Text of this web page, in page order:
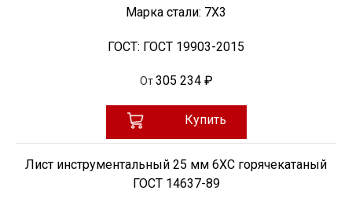
Марка стали: 7Х3
ГОСТ: ГОСТ 19903-2015
От 305 234 ₽
Купить
Лист инструментальный 25 мм 6ХС горячекатаный
ГОСТ 14637-89